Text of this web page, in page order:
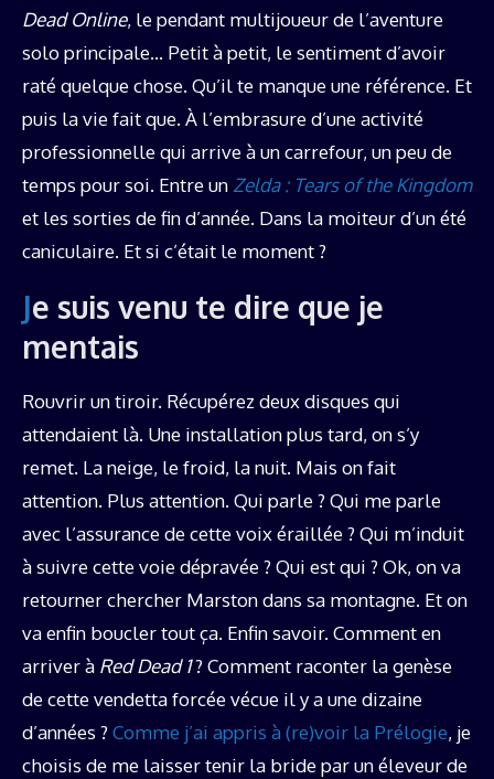
Dead Online, le pendant multijoueur de l’aventure
solo principale… Petit à petit, le sentiment d’avoir
raté quelque chose. Qu’il te manque une référence. Et
puis la vie fait que. À l’embrasure d’une activité
professionnelle qui arrive à un carrefour, un peu de
temps pour soi. Entre un Zelda : Tears of the Kingdom
et les sorties de fin d’année. Dans la moiteur d’un été
caniculaire. Et si c’était le moment ?
Je suis venu te dire que je
mentais
Rouvrir un tiroir. Récupérez deux disques qui
attendaient là. Une installation plus tard, on s’y
remet. La neige, le froid, la nuit. Mais on fait
attention. Plus attention. Qui parle ? Qui me parle
avec l’assurance de cette voix éraillée ? Qui m’induit
à suivre cette voie dépravée ? Qui est qui ? Ok, on va
retourner chercher Marston dans sa montagne. Et on
va enfin boucler tout ça. Enfin savoir. Comment en
arriver à Red Dead 1? Comment raconter la genèse
de cette vendetta forcée vécue il y a une dizaine
d’années ? Comme j’ai appris à (re)voir la Prélogie, je
choisis de me laisser tenir la bride par un éleveur de